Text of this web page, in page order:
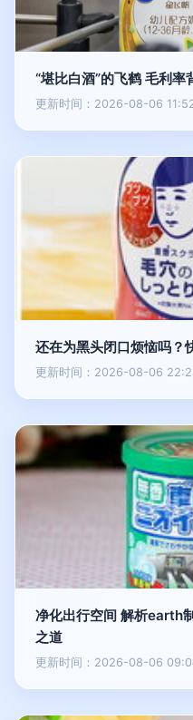
“堪比白酒”的飞鹤 毛利
更新时间：2026-08-06
还在为黑头闭口烦恼吗？
更新时间：2026-08-06
净化出行空间 解析earth
之道
更新时间：2026-08-06